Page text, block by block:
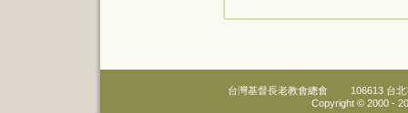
台灣基督長老教會總會
106613 台
Copyright © 2000 -